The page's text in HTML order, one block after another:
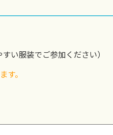
い服装でご参加ください）
。